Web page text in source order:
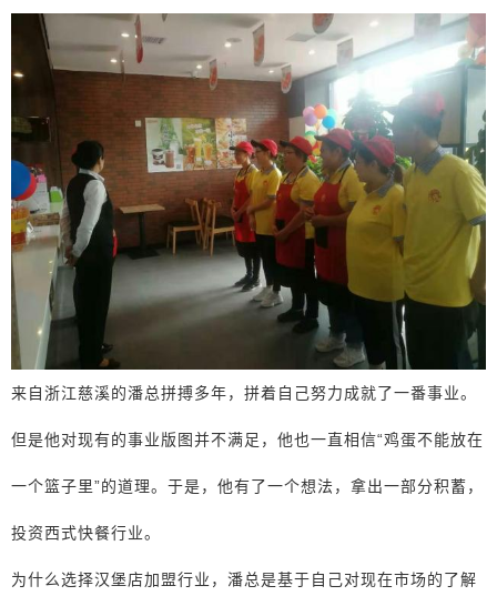
来自浙江慈溪的潘总拼搏多年，拼着自己努力成就了一番事业。
但是他对现有的事业版图并不满足，他也一直相信“鸡蛋不能放在
一个篮子里”的道理。于是，他有了一个想法，拿出一部分积蓄，
投资西式快餐行业。
为什么选择汉堡店加盟行业，潘总是基于自己对现在市场的了解